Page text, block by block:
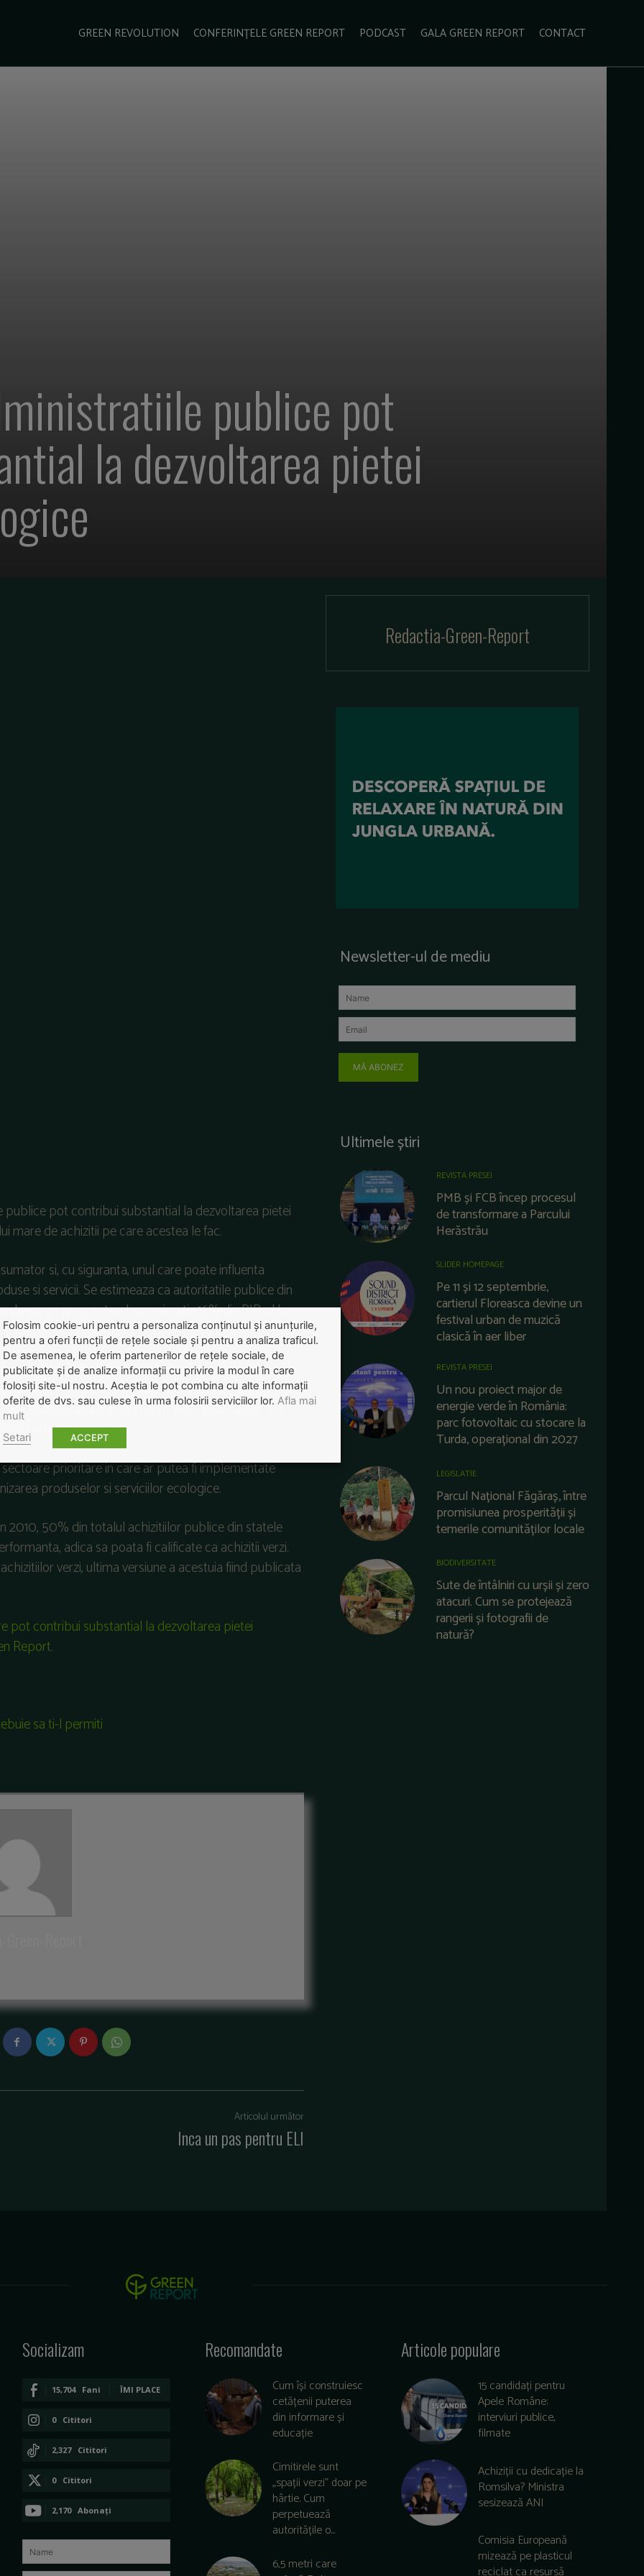
GREEN REVOLUTION CONFERINȚELE GREEN REPORT PODCAST GALA GREEN REPORT CONTACT
SCHIMBĂRI CLIMATICE
publice pot
la dezvoltarea pietei
publice pot contribui substantial la dezvoltarea pietei
mare de achizitii pe care acestea le fac.
si, cu siguranta, unul care poate influenta
si servicii. Se estimeaza ca autoritatile publice din
de euro, reprezentand aproximativ 16% din PIB-ul la
promotor al politicilor verzi in materie de
incluse in planuri de actiune sau in Comunicarea
2008/400), altele cuprinse in textul directivelor 17 si
comunitar.
prioritare in care ar putea fi implementate
produselor si serviciilor ecologice.
2010, 50% din totalul achizitiilor publice din statele
adica sa poata fi calificate ca achizitii verzi.
verzi, ultima versiune a acestuia fiind publicata
pot contribui substantial la dezvoltarea pietei
Report.
sa ti-l permiti
Articolul următor
Inca un pas pentru ELI
Redactia-Green-Report
Newsletter-ul de mediu
MĂ ABONEZ
Ultimele știri
REVISTA PRESEI
PMB și FCB încep procesul
de transformare a Parcului
Herăstrău
SLIDER HOMEPAGE
Pe 11 și 12 septembrie,
cartierul Floreasca devine un
festival urban de muzică
clasică în aer liber
REVISTA PRESEI
Un nou proiect major de
energie verde în România:
parc fotovoltaic cu stocare la
Turda, operațional din 2027
LEGISLATIE
Parcul Național Făgăraș, între
promisiunea prosperității și
temerile comunităților locale
BIODIVERSITATE
Sute de întâlniri cu urșii și zero
atacuri. Cum se protejează
rangerii și fotografii de
natură?
Socializam
15,704 Fani ÎMI PLACE
0 Cititori
CONECTAȚI-VĂ
2,327 Cititori
0 Cititori
CONECTAȚI-VĂ
2,170 Abonați
ABONAȚI-VĂ
Recomandate
Cum își construiesc
cetățenii puterea
din informare și
educație
Cimitirele sunt
„spații verzi” doar pe
hârtie. Cum
perpetuează
autoritățile o...
6,5 metri care
Articole populare
15 candidați pentru
Apele Române:
interviuri publice,
filmate
Achiziții cu dedicație la
Romsilva? Ministra
sesizează ANI
Comisia Europeană
mizează pe plasticul
reciclat ca resursă
Folosim cookie-uri pentru a personaliza conținutul și anunțurile,
pentru a oferi funcții de rețele sociale și pentru a analiza traficul.
De asemenea, le oferim partenerilor de rețele sociale, de
publicitate și de analize informații cu privire la modul în care
folosiți site-ul nostru. Aceștia le pot combina cu alte informații
oferite de dvs. sau culese în urma folosirii serviciilor lor. Afla mai
mult
Setari
ACCEPT